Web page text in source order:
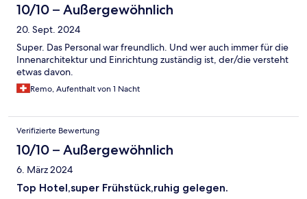
10/10 – Außergewöhnlich
20. Sept. 2024
Super. Das Personal war freundlich. Und wer auch immer für die
Innenarchitektur und Einrichtung zuständig ist, der/die versteht
etwas davon.
Remo, Aufenthalt von 1 Nacht
Verifizierte Bewertung
10/10 – Außergewöhnlich
6. März 2024
Top Hotel,super Frühstück,ruhig gelegen.